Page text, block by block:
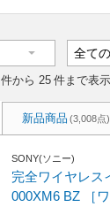
件から 25 件まで表示
新品商品 (3,008点)
SONY(ソニー)
完全ワイヤレス
000XM6 BZ ［